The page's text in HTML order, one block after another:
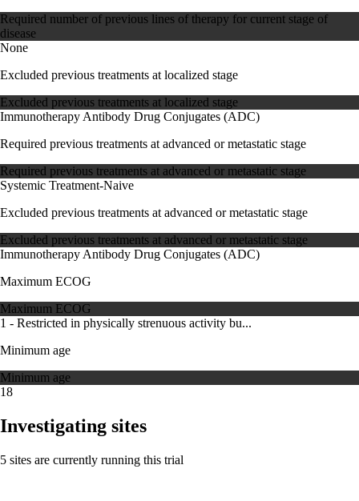
Required number of previous lines of therapy for current stage of
disease
None
Excluded previous treatments at localized stage
Excluded previous treatments at localized stage
Immunotherapy Antibody Drug Conjugates (ADC)
Required previous treatments at advanced or metastatic stage
Required previous treatments at advanced or metastatic stage
Systemic Treatment-Naive
Excluded previous treatments at advanced or metastatic stage
Excluded previous treatments at advanced or metastatic stage
Immunotherapy Antibody Drug Conjugates (ADC)
Maximum ECOG
Maximum ECOG
1 - Restricted in physically strenuous activity bu...
Minimum age
Minimum age
18
Investigating sites
5 sites are currently running this trial